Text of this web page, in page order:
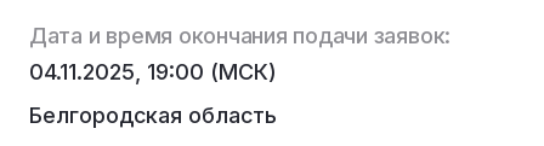
Дата и время окончания подачи заявок:
04.11.2025, 19:00 (МСК)
Белгородская область